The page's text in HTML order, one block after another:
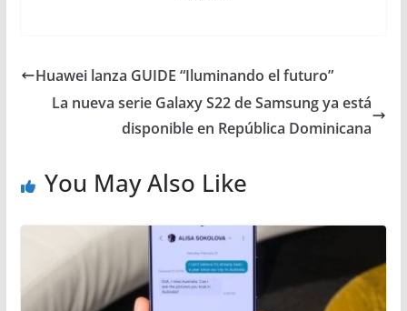
Huawei lanza GUIDE “Iluminando el futuro”
La nueva serie Galaxy S22 de Samsung ya está
disponible en República Dominicana
You May Also Like